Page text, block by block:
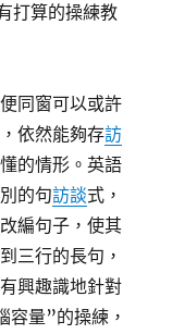
打算的操練教
同窗可以或許
依然能夠存訪
的情形。英語
的句訪談式，
編句子，使其
三行的長句，
興趣識地針對
容量”的操練，